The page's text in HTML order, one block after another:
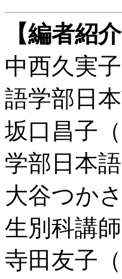
【編者紹介
中西久実
語学部日
坂口昌子
学部日本
大谷つか
生別科講師
寺田友子